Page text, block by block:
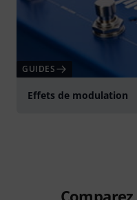
GUIDES
Effets de modulation